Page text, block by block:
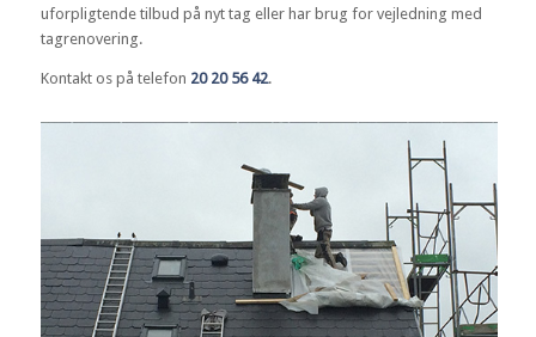
uforpligtende tilbud på nyt tag eller har brug for vejledning med
tagrenovering.
Kontakt os på telefon 20 20 56 42.